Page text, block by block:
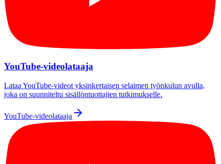
YouTube-videolataaja
Lataa YouTube-videot yksinkertaisen selaimen työnkulun avulla,
joka on suunniteltu sisällöntuottajien tutkimukselle.
YouTube-videolataaja